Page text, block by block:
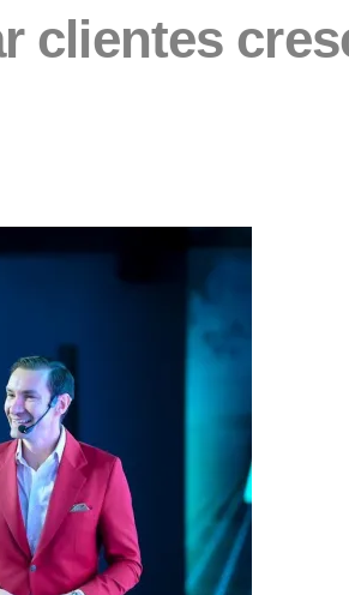
clientes